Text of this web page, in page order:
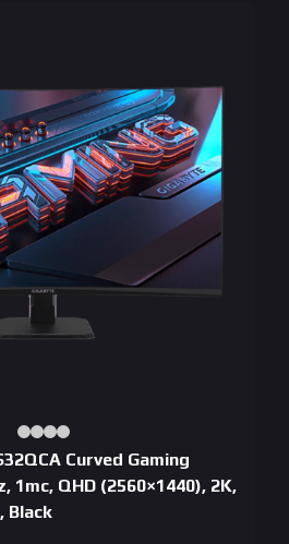
Curved Gaming
1mc, QHD (2560×1440), 2K,
Black